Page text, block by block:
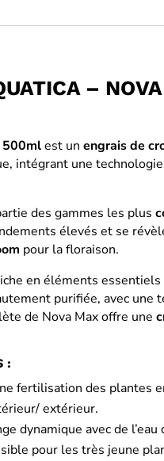
–
500mlest un engrais de
intégrant une
des gammes les plus
élevés et se
pour la floraison.
en éléments
purifiée, avec une
de Nova Max offre une
:
fertilisation des plantes
extérieur.
dynamique avec de l’eau
pour les très jeune